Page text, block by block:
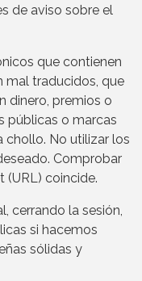
de aviso sobre el
que contienen
mal traducidos, que
dinero, premios o
públicas o marcas
chollo. No utilizar los
Comprobar
(URL) coincide.
cerrando la sesión,
si hacemos
sólidas y